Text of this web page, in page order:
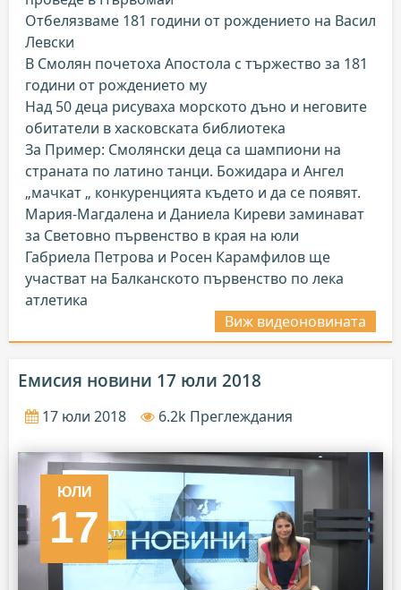
Отбелязваме 181 години от рождението на Васил
Левски
В Смолян почетоха Апостола с тържество за 181
години от рождението му
Над 50 деца рисуваха морското дъно и неговите
обитатели в хасковската библиотека
За Пример: Смолянски деца са шампиони на
страната по латино танци. Божидара и Ангел
„мачкат „ конкуренцията където и да се появят.
Мария-Магдалена и Даниела Киреви заминават
за Световно първенство в края на юли
Габриела Петрова и Росен Карамфилов ще
участват на Балканското първенство по лека
атлетика
Виж видеоновината
Емисия новини 17 юли 2018
17 юли 2018 6.2k Преглеждания
ЮЛИ
17